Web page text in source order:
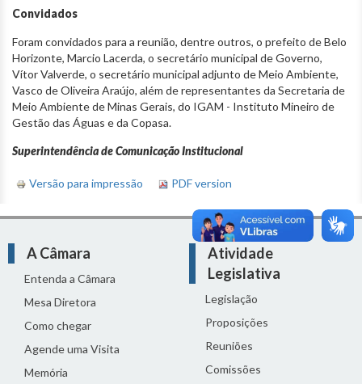
Convidados
Foram convidados para a reunião, dentre outros, o prefeito de Belo
Horizonte, Marcio Lacerda, o secretário municipal de Governo,
Vítor Valverde, o secretário municipal adjunto de Meio Ambiente,
Vasco de Oliveira Araújo, além de representantes da Secretaria de
Meio Ambiente de Minas Gerais, do IGAM - Instituto Mineiro de
Gestão das Águas e da Copasa.
Superintendência de Comunicação Institucional
Versão para impressão PDF version
A Câmara
Entenda a Câmara
Mesa Diretora
Como chegar
Agende uma Visita
Memória
Atividade
Legislativa
Legislação
Proposições
Reuniões
Comissões